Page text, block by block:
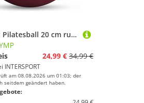
NEOLYMP Pilatesball 20 cm rutschfester Pilates Ball inkl. Pumpe
24,99 € 34,99 €
INTERSPORT
am 08.08.2026 um 01:03; der
seitdem geändert haben.